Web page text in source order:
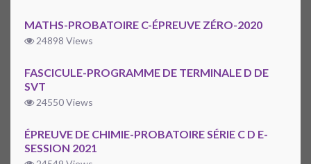
MATHS-PROBATOIRE C-ÉPREUVE ZÉRO-2020
24898 Views
FASCICULE-PROGRAMME DE TERMINALE D DE
SVT
24550 Views
ÉPREUVE DE CHIMIE-PROBATOIRE SÉRIE C D E-
SESSION 2021